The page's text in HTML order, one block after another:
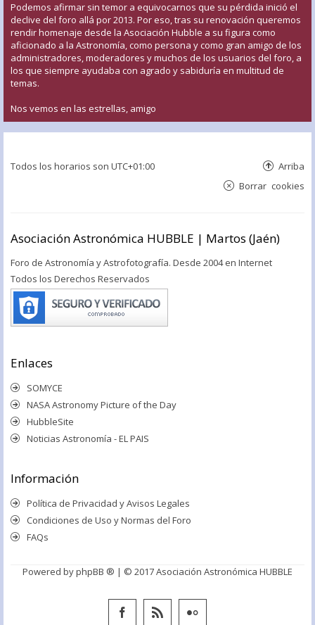
Podemos afirmar sin temor a equivocarnos que su pérdida inició el
declive del foro allá por 2013. Por eso, tras su renovación queremos
rendir homenaje desde la Asociación Hubble a su figura como
aficionado a la Astronomía, como persona y como gran amigo de los
administradores, moderadores y muchos de los usuarios del foro, a
los que siempre ayudaba con agrado y sabiduría en multitud de
temas.
Nos vemos en las estrellas, amigo
Todos los horarios son UTC+01:00 Arriba
Borrar cookies
Asociación Astronómica HUBBLE | Martos (Jaén)
Foro de Astronomía y Astrofotografía. Desde 2004 en Internet
Todos los Derechos Reservados
Enlaces
SOMYCE
NASA Astronomy Picture of the Day
HubbleSite
Noticias Astronomía - EL PAIS
Información
Política de Privacidad y Avisos Legales
Condiciones de Uso y Normas del Foro
FAQs
Powered byphpBB ® | © 2017 Asociación Astronómica HUBBLE